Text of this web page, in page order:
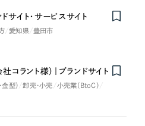
サイト・サービスサイト
愛知県 豊田市
コラント様）｜ブランドサイト
型） 卸売・小売
小売業（BtoC）